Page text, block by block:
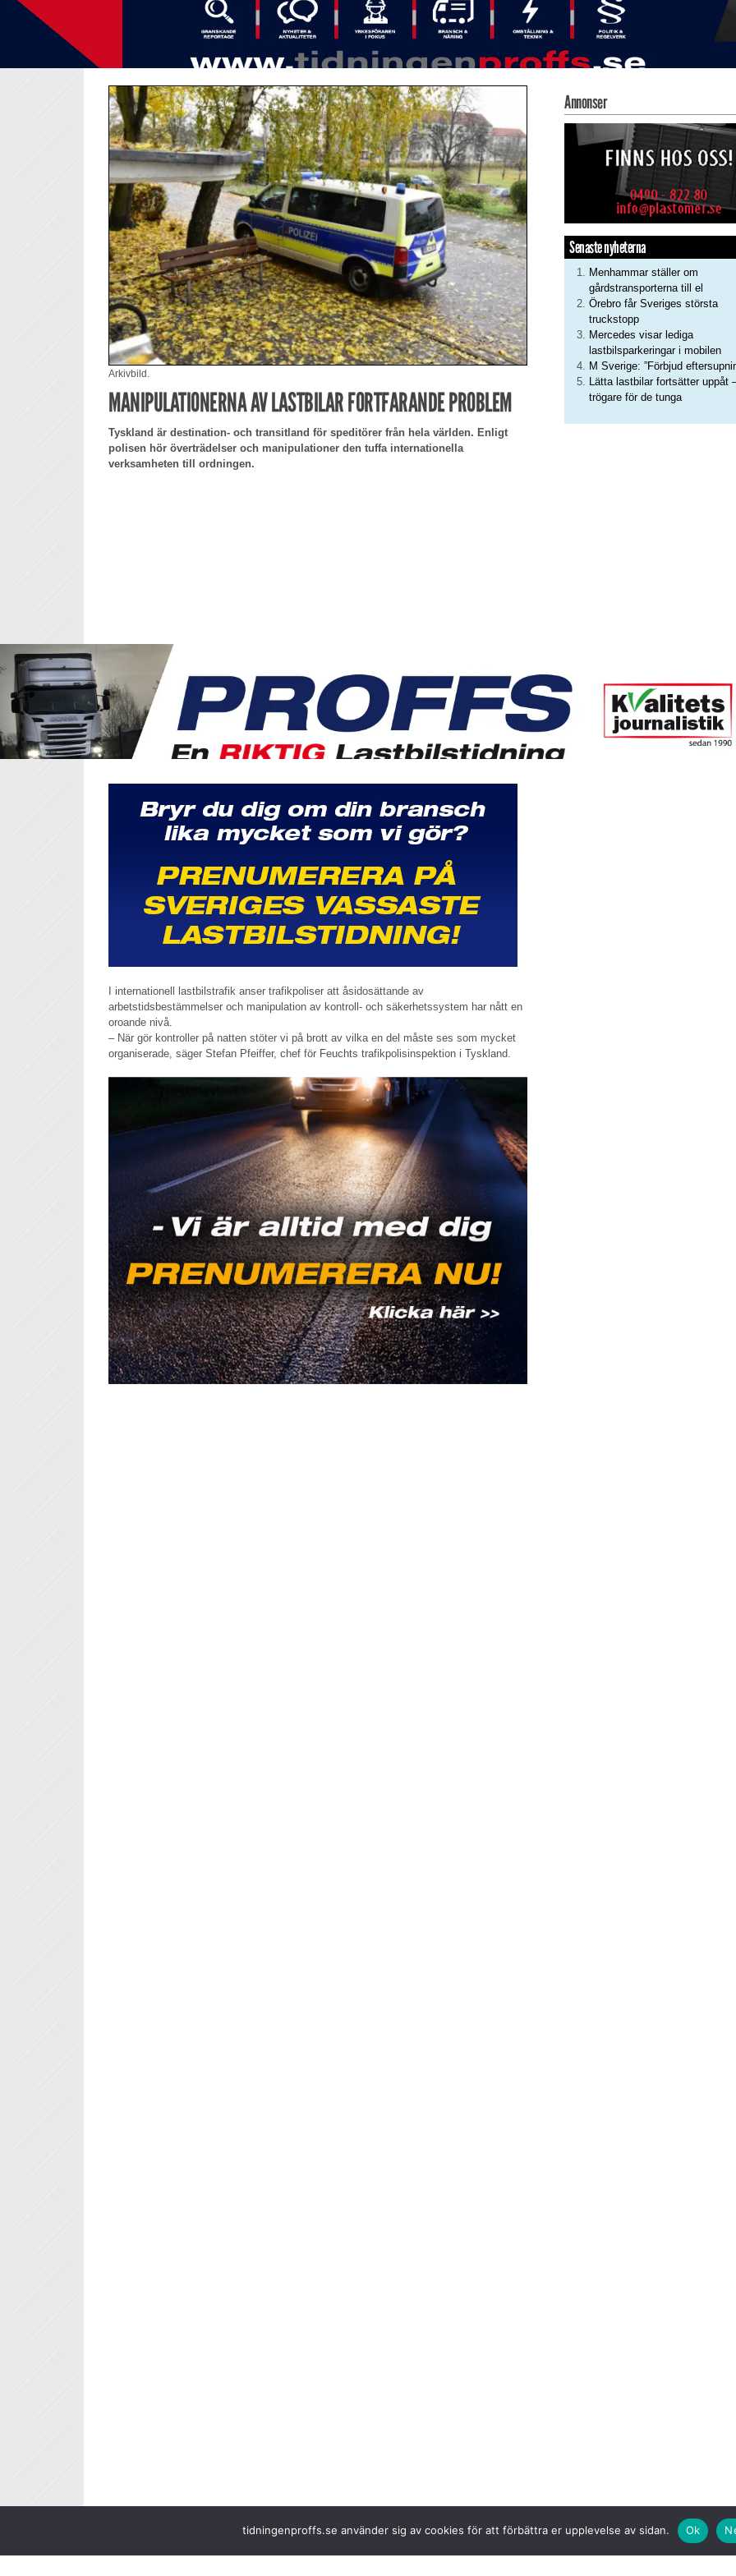
Arkivbild.
MANIPULATIONERNA AV LASTBILAR FORTFARANDE PROBLEM
Tyskland är destination- och transitland för speditörer från hela världen. Enligt
polisen hör överträdelser och manipulationer den tuffa internationella
verksamheten till ordningen.
I internationell lastbilstrafik anser trafikpoliser att åsidosättande av
arbetstidsbestämmelser och manipulation av kontroll- och säkerhetssystem har nått en
oroande nivå.
– När gör kontroller på natten stöter vi på brott av vilka en del måste ses som mycket
organiserade, säger Stefan Pfeiffer, chef för Feuchts trafikpolisinspektion i Tyskland.
Annonser
Senaste nyheterna
Menhammar ställer om
gårdstransporterna till el
Örebro får Sveriges största
truckstopp
Mercedes visar lediga
lastbilsparkeringar i mobilen
M Sverige: ”Förbjud
Lätta lastbilar fortsätter uppåt
trögare för de tunga
tidningenproffs.se använder sig av cookies för att förbättra er upplevelse av sidan. Ok